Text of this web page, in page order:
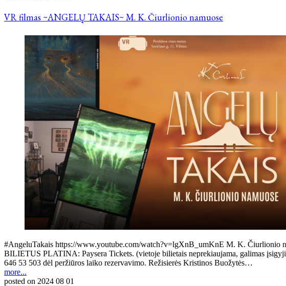
VR filmas ~ANGELŲ TAKAIS~ M. K. Čiurlionio namuose
#AngeluTakais https://www.youtube.com/watch?v=lgXnB_umKnE M. K. Čiurlionio
BILIETUS PLATINA: Paysera Tickets. (vietoje bilietais neprekiaujama, galimas
646 53 503 dėl peržiūros laiko rezervavimo. Režisierės Kristinos Buožytės…
more...
posted on 2024 08 01